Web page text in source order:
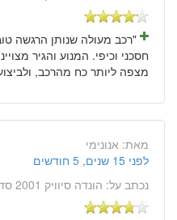
"רכב מעולה שנותן הרגשה
חסכני וכיפי. המנוע והגיר
מצפה ליותר כח מהרכב,
מאת: אנונימי
לפני 15 שנים, 5 חודשים
נכתב על: הונדה סיוויק 2001 סדאן 4 דלתות